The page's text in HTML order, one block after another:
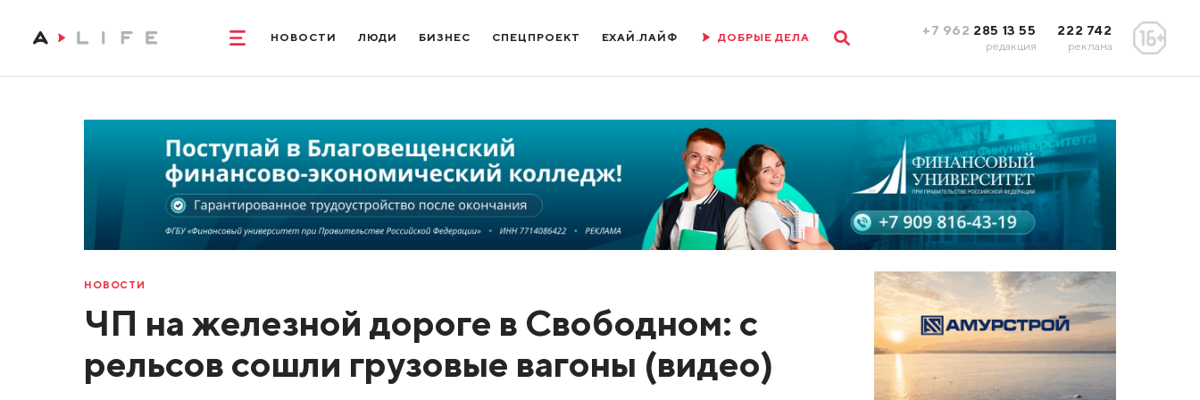
НОВОСТИ ЛЮДИ БИЗНЕС СПЕЦПРОЕКТ ЕХАЙ.ЛАЙФ ДОБРЫЕ ДЕЛА +7 962 285 13 55
редакция
222 742
реклама
НОВОСТИ
ЧП на железной дороге в Свободном: с
рельсов сошли грузовые вагоны (видео)